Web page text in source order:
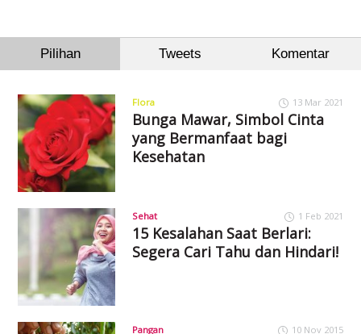
Pilihan Tweets Komentar
Flora 13 Mar 2021
Bunga Mawar, Simbol Cinta
yang Bermanfaat bagi
Kesehatan
Sehat 1 Feb 2021
15 Kesalahan Saat Berlari:
Segera Cari Tahu dan Hindari!
Pangan 10 Nov 2015